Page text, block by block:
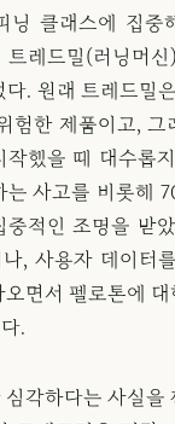
닝 클래스에 집중
트레드밀(러닝머신
다. 원래 트레드밀
험한 제품이고, 그
작했을 때 대수롭
는 사고를 비롯해
중적인 조명을 받
나, 사용자 데이터
오면서 펠로톤에 대
.
각하다는 사실을